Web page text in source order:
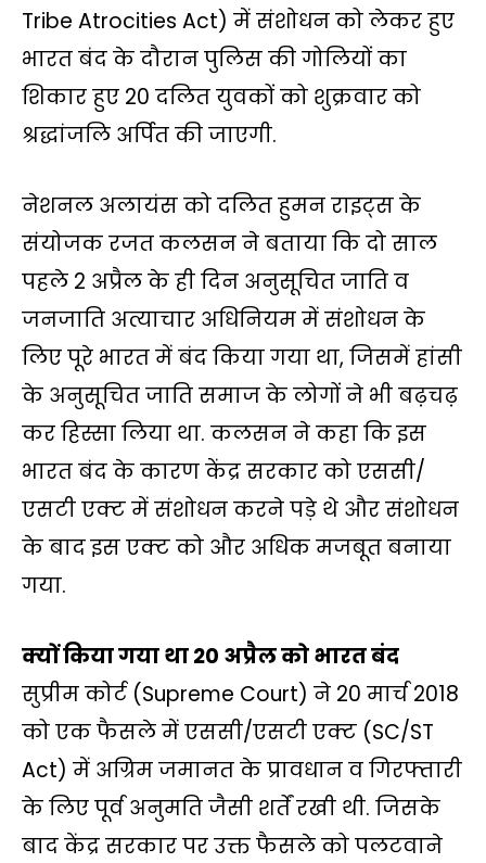
p
k
k
m
Tribe Atrocities Act) में संशोधन को लेकर हुए
भारत बंद के दौरान पुलिस की गोलियों का
शिकार हुए 20 दलित युवकों को शुक्रवार को
श्रद्धांजलि अर्पित की जाएगी.
नेशनल अलायंस को दलित हुमन राइट्स के
संयोजक रजत कलसन ने बताया कि दो साल
पहले 2 अप्रैल के ही दिन अनुसूचित जाति व
जनजाति अत्याचार अधिनियम में संशोधन के
लिए पूरे भारत में बंद किया गया था, जिसमें हांसी
के अनुसूचित जाति समाज के लोगों ने भी बढ़चढ़
कर हिस्सा लिया था. कलसन ने कहा कि इस
भारत बंद के कारण केंद्र सरकार को एससी/
एसटी एक्ट में संशोधन करने पड़े थे और संशोधन
के बाद इस एक्ट को और अधिक मजबूत बनाया
गया.
क्यों किया गया था 20 अप्रैल को भारत बंद
सुप्रीम कोर्ट (Supreme Court) ने 20 मार्च 2018
को एक फैसले में एससी/एसटी एक्ट (SC/ST
Act) में अग्रिम जमानत के प्रावधान व गिरफ्तारी
के लिए पूर्व अनुमति जैसी शर्तें रखी थी. जिसके
बाद केंद्र सरकार पर उक्त फैसले को पलटवाने